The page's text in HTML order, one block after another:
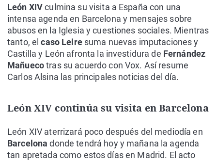
León XIVculmina su visita a España con una
intensa agenda en Barcelona y mensajes sobre
abusos en la Iglesia y cuestiones sociales. Mientras
tanto, elcaso Leiresuma nuevas imputaciones y
Castilla y León afronta la investidura de Fernández
Mañuecotras su acuerdo con Vox. Así resume
Carlos Alsina las principales noticias del día.
León XIV continúa su visita en Barcelona
León XIV aterrizará poco después del mediodía en
Barcelonadonde tendrá hoy y mañana la agenda
tan apretada como estos días en Madrid. El acto